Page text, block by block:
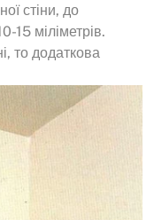
стіни, до
15 міліметрів.
то додаткова